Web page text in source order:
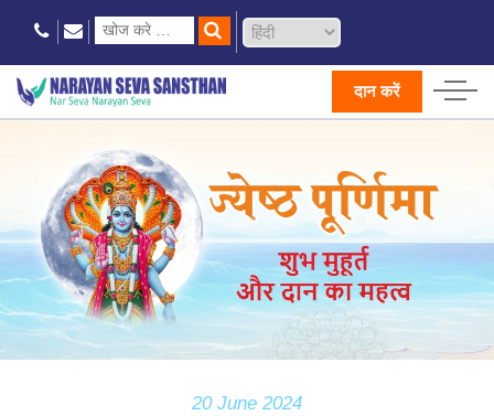
दान करें
20 June 2024